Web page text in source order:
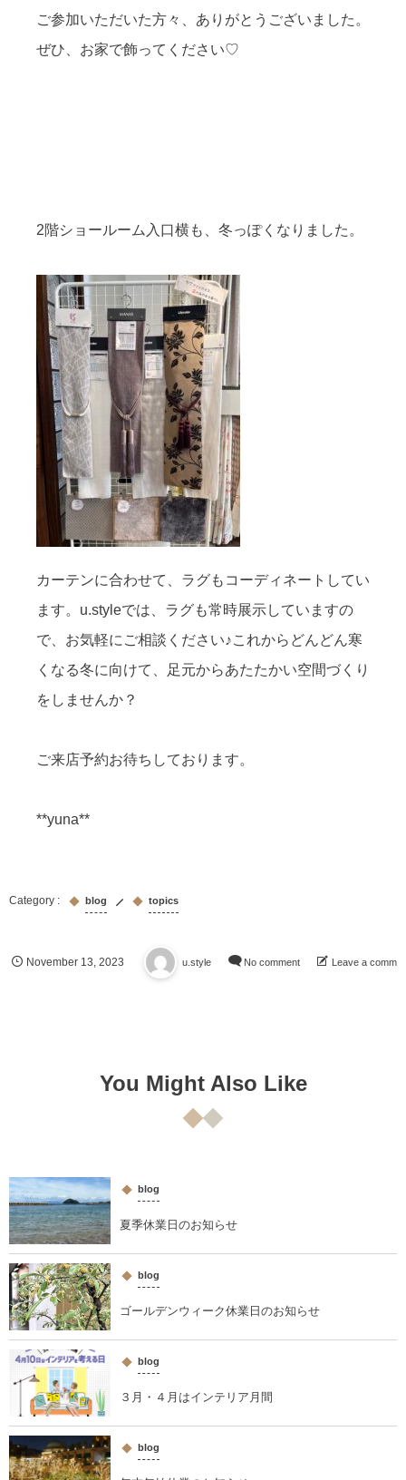
ご参加いただいた方々、ありがとうございました。
ぜひ、お家で飾ってください♡
2階ショールーム入口横も、冬っぽくなりました。
カーテンに合わせて、ラグもコーディネートしてい
ます。u.styleでは、ラグも常時展示していますの
で、お気軽にご相談ください♪これからどんどん寒
くなる冬に向けて、足元からあたたかい空間づくり
をしませんか？
ご来店予約お待ちしております。
**yuna**
blog topics
November 13 ,2023 u.style No comment Leave a
You Might Also Like
blog
夏季休業日のお知らせ
blog
ゴールデンウィーク休業日のお知らせ
blog
３月・４月はインテリア月間
blog